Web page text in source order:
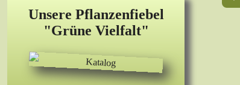
Unsere Pflanzenfiebel
"Grüne Vielfalt"